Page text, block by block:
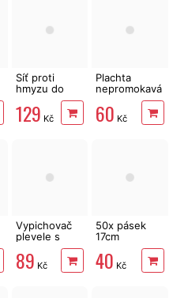
Síť proti
hmyzu do
dveří, 218 x
96 cm, s
magnety
129 Kč
Plachta
nepromokavá
80g/m2,
zelená
60 Kč
Vypichovač
plevele s
dřevěnou
násadou, ČR
89 Kč
50x pásek
17cm
rozepínací,
vázací
40 Kč